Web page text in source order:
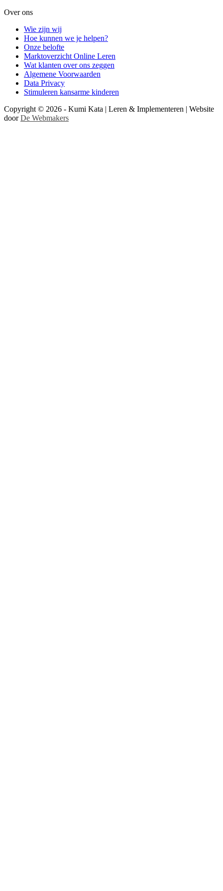
Over ons
Wie zijn wij
Hoe kunnen we je helpen?
Onze belofte
Marktoverzicht Online Leren
Wat klanten over ons zeggen
Algemene Voorwaarden
Data Privacy
Stimuleren kansarme kinderen
Copyright © 2026 - Kumi Kata | Leren & Implementeren | Website
doorDe Webmakers